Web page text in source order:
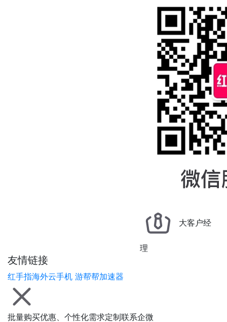
友情链接
红手指海外云手机 游帮帮加速器
大客户经
理
批量购买优惠、个性化需求定制联系企微